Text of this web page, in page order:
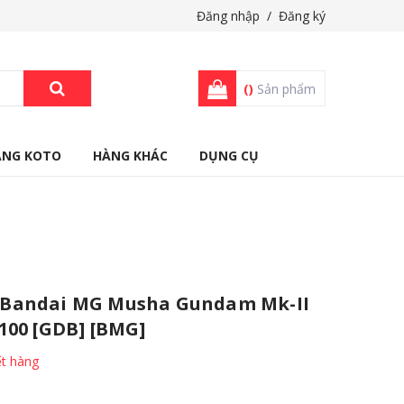
Đăng nhập / Đăng ký
() Sản phẩm
KOTO HÀNG KHÁC DỤNG CỤ
MG Musha Gundam Mk-II
[GDB] [BMG]
hàng